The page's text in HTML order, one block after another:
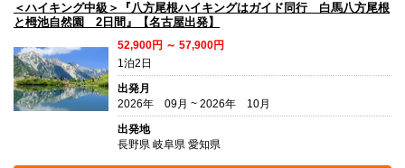
＜ハイキング中級＞『八方尾根ハイキングはガイド同行 白馬八方尾根
と栂池自然園 2日間』【名古屋出発】
52,900円 ～ 57,900円
1泊2日
出発月
2026年 09月 ~ 2026年 10月
出発地
長野県 岐阜県 愛知県